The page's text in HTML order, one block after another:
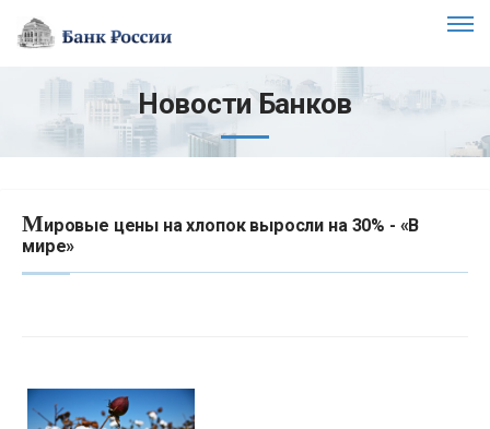
Новости Банков
Мировые цены на хлопок выросли на 30% - «В
мире»